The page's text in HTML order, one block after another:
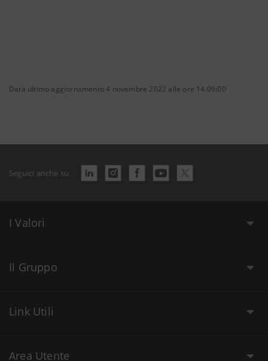
Data ultimo aggiornamento 4 novembre 2022 alle ore 14:09:00
Seguici anche su
I Valori
Il Gruppo
Link Utili
Area Utente